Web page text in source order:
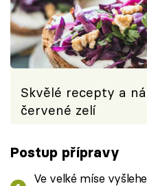
Skvělé recepty a
červené zelí
Postup přípravy
Ve velké míse